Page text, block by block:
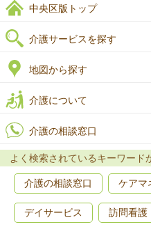
中央区版トップ
介護サービスを探す
地図から探す
介護について
介護の相談窓口
よく検索されているキーワード
介護の相談窓口 ケアマ
デイサービス 訪問看護